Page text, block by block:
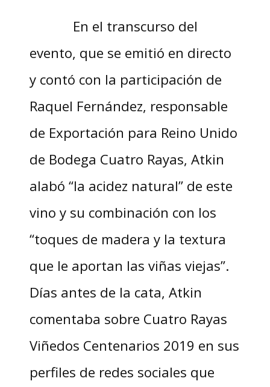
En el transcurso del
evento, que se emitió en directo
y contó con la participación de
Raquel Fernández, responsable
de Exportación para Reino Unido
de Bodega Cuatro Rayas, Atkin
alabó “la acidez natural” de este
vino y su combinación con los
“toques de madera y la textura
que le aportan las viñas viejas”.
Días antes de la cata, Atkin
comentaba sobre Cuatro Rayas
Viñedos Centenarios 2019 en sus
perfiles de redes sociales que